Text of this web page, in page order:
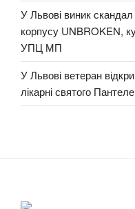
У Львові виник
корпусу UNBROKEN,
УПЦ МП
У Львові ветеран
лікарні святого